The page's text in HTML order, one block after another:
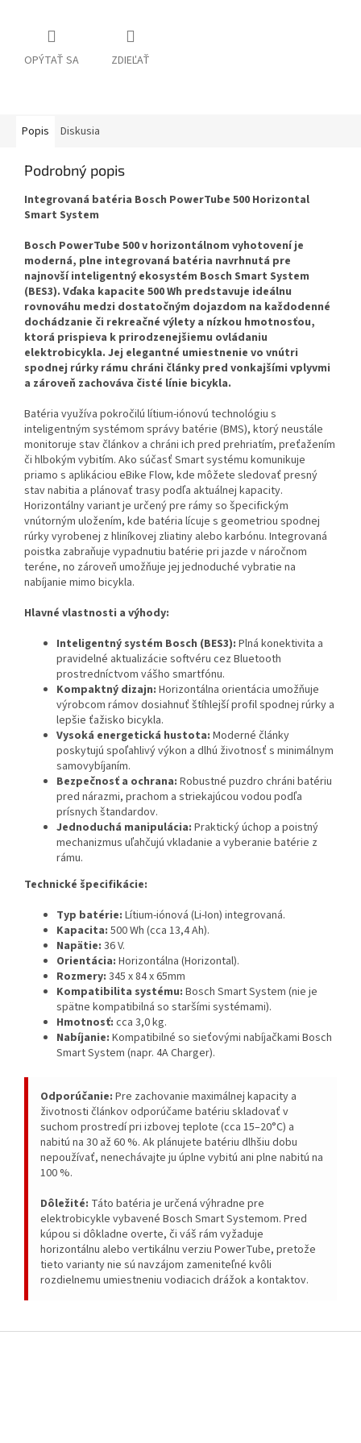
OPÝTAŤ SA ZDIEĽAŤ
Popis Diskusia
Podrobný popis
Integrovaná batéria Bosch PowerTube 500 Horizontal
Smart System
Bosch PowerTube 500 v horizontálnom vyhotovení je
moderná, plne integrovaná batéria navrhnutá pre
najnovší inteligentný ekosystém Bosch Smart System
(BES3). Vďaka kapacite 500 Wh predstavuje ideálnu
rovnováhu medzi dostatočným dojazdom na každodenné
dochádzanie či rekreačné výlety a nízkou hmotnosťou,
ktorá prispieva k prirodzenejšiemu ovládaniu
elektrobicykla. Jej elegantné umiestnenie vo vnútri
spodnej rúrky rámu chráni články pred vonkajšími vplyvmi
a zároveň zachováva čisté línie bicykla.
Batéria využíva pokročilú lítium-iónovú technológiu s
inteligentným systémom správy batérie (BMS), ktorý neustále
monitoruje stav článkov a chráni ich pred prehriatím, preťažením
či hlbokým vybitím. Ako súčasť Smart systému komunikuje
priamo s aplikáciou eBike Flow, kde môžete sledovať presný
stav nabitia a plánovať trasy podľa aktuálnej kapacity.
Horizontálny variant je určený pre rámy so špecifickým
vnútorným uložením, kde batéria lícuje s geometriou spodnej
rúrky vyrobenej z hliníkovej zliatiny alebo karbónu. Integrovaná
poistka zabraňuje vypadnutiu batérie pri jazde v náročnom
teréne, no zároveň umožňuje jej jednoduché vybratie na
nabíjanie mimo bicykla.
Hlavné vlastnosti a výhody:
Inteligentný systém Bosch (BES3): Plná konektivita a
pravidelné aktualizácie softvéru cez Bluetooth
prostredníctvom vášho smartfónu.
Kompaktný dizajn: Horizontálna orientácia umožňuje
výrobcom rámov dosiahnuť štíhlejší profil spodnej rúrky a
lepšie ťažisko bicykla.
Vysoká energetická hustota: Moderné články
poskytujú spoľahlivý výkon a dlhú životnosť s minimálnym
samovybíjaním.
Bezpečnosť a ochrana: Robustné puzdro chráni batériu
pred nárazmi, prachom a striekajúcou vodou podľa
prísnych štandardov.
Jednoduchá manipulácia: Praktický úchop a poistný
mechanizmus uľahčujú vkladanie a vyberanie batérie z
rámu.
Technické špecifikácie:
Typ batérie: Lítium-iónová (Li-Ion) integrovaná.
Kapacita: 500 Wh (cca 13,4 Ah).
Napätie: 36 V.
Orientácia: Horizontálna (Horizontal).
Rozmery: 345 x 84 x 65mm
Kompatibilita systému: Bosch Smart System (nie je
spätne kompatibilná so staršími systémami).
Hmotnosť: cca 3,0 kg.
Nabíjanie: Kompatibilné so sieťovými nabíjačkami Bosch
Smart System (napr. 4A Charger).
Odporúčanie: Pre zachovanie maximálnej kapacity a
životnosti článkov odporúčame batériu skladovať v
suchom prostredí pri izbovej teplote (cca 15–20°C) a
nabitú na 30 až 60 %. Ak plánujete batériu dlhšiu dobu
nepoužívať, nenechávajte ju úplne vybitú ani plne nabitú na
100 %.
Dôležité: Táto batéria je určená výhradne pre
elektrobicykle vybavené Bosch Smart Systemom. Pred
kúpou si dôkladne overte, či váš rám vyžaduje
horizontálnu alebo vertikálnu verziu PowerTube, pretože
tieto varianty nie sú navzájom zameniteľné kvôli
rozdielnemu umiestneniu vodiacich drážok a kontaktov.